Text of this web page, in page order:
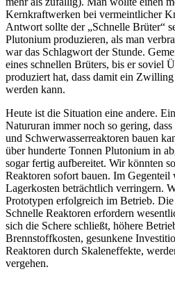
Kernkraftwerken bei vermeintlicher
Antwort sollte der „Schnelle Brüter“
Plutonium produzieren, als man
war das Schlagwort der Stunde.
eines schnellen Brüters, bis er soviel
produziert hat, dass damit ein
werden kann.
Heute ist die Situation eine andere.
Natururan immer noch so gering,
und Schwerwasserreaktoren bauen
über hunderte Tonnen Plutonium in
sogar fertig aufbereitet. Wir könnten
Reaktoren sofort bauen. Im Gegenteil
Lagerkosten beträchtlich verringern.
Prototypen erfolgreich im Betrieb.
Schnelle Reaktoren erfordern
sich die Schere schließt, höhere
Brennstoffkosten, gesunkene
Reaktoren durch Skaleneffekte,
vergehen.